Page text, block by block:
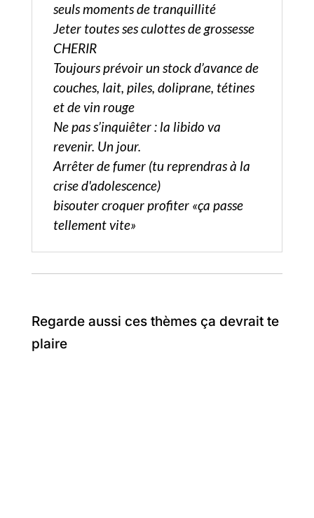
seuls moments de tranquillité
Jeter toutes ses culottes de grossesse
CHERIR
Toujours prévoir un stock d’avance de
couches, lait, piles, doliprane, tétines
et de vin rouge
Ne pas s’inquiêter : la libido va
revenir. Un jour.
Arrêter de fumer (tu reprendras à la
crise d'adolescence)
bisouter croquer profiter «ça passe
tellement vite»
Regarde aussi ces thèmes ça devrait te
plaire